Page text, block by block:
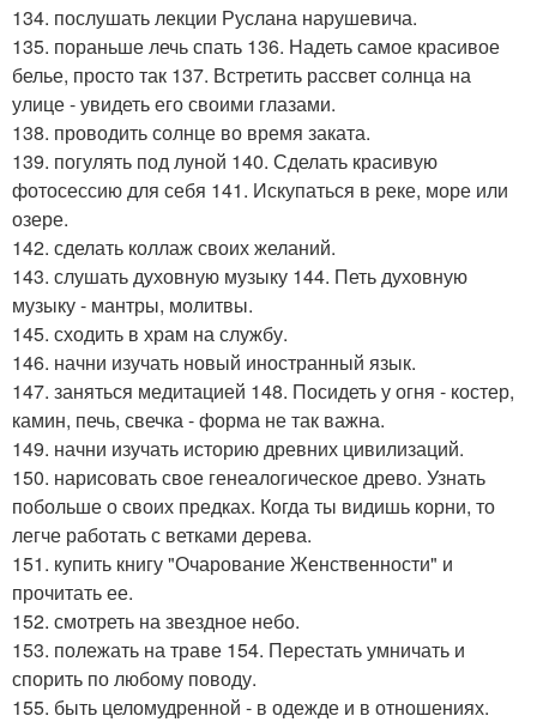
134. послушать лекции Руслана нарушевича.
135. пораньше лечь спать 136. Надеть самое красивое
белье, просто так 137. Встретить рассвет солнца на
улице - увидеть его своими глазами.
138. проводить солнце во время заката.
139. погулять под луной 140. Сделать красивую
фотосессию для себя 141. Искупаться в реке, море или
озере.
142. сделать коллаж своих желаний.
143. слушать духовную музыку 144. Петь духовную
музыку - мантры, молитвы.
145. сходить в храм на службу.
146. начни изучать новый иностранный язык.
147. заняться медитацией 148. Посидеть у огня - костер,
камин, печь, свечка - форма не так важна.
149. начни изучать историю древних цивилизаций.
150. нарисовать свое генеалогическое древо. Узнать
побольше о своих предках. Когда ты видишь корни, то
легче работать с ветками дерева.
151. купить книгу "Очарование Женственности" и
прочитать ее.
152. смотреть на звездное небо.
153. полежать на траве 154. Перестать умничать и
спорить по любому поводу.
155. быть целомудренной - в одежде и в отношениях.